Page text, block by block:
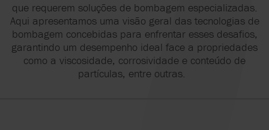
que requerem soluções de bombagem especializadas.
Aqui apresentamos uma visão geral das tecnologias de
bombagem concebidas para enfrentar esses desafios,
garantindo um desempenho ideal face a propriedades
como a viscosidade, corrosividade e conteúdo de
partículas, entre outras.